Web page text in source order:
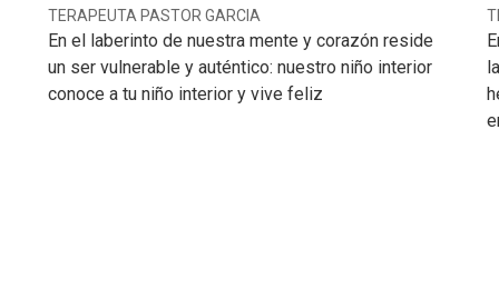
TERAPEUTA PASTOR GARCIA
En el laberinto de nuestra mente y corazón reside
un ser vulnerable y auténtico: nuestro niño interior
conoce a tu niño interior y vive feliz